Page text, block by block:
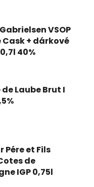
VSOP
Cask + dárkové
40%
Laube Brut I
Pére et Fils
de
IGP 0,75l